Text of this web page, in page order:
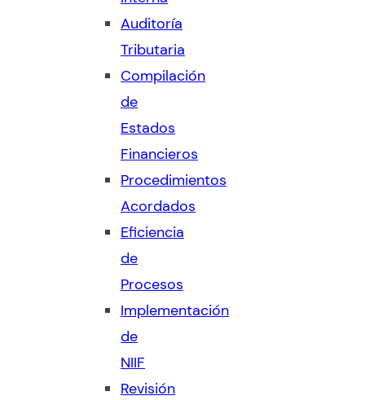
Auditoría
Tributaria
Compilación
de
Estados
Financieros
Procedimientos
Acordados
Eficiencia
de
Procesos
Implementación
de
NIIF
Revisión